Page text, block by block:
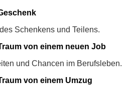
Schenkens und Teilens.
von einem neuen Job
und Chancen im Berufsleben.
von einem Umzug